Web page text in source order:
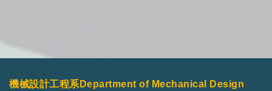
機械設計工程系Department of Mechanical Design